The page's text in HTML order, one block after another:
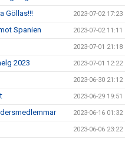
Göllas!!! 2023-07-02 17:23
Spanien 2023-07-02 11:11
2023-07-01 21:18
2023 2023-07-01 12:22
2023-06-30 21:12
2023-06-29 19:51
2023-06-16 01:32
2023-06-06 23:22